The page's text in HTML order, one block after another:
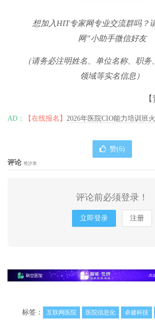
想加入 HIT专家网专业交流群吗？
网”小助手微信好友
（请务必注明姓名、单位名称、职
领域等实名信息）
AD： 【在线报名】 2026年医院CIO能力培训班
赞(6)
评论 抢沙发
评论前必须登录！
立即登录 注册
标签： 互联网医院 医院信息化 卓健科技